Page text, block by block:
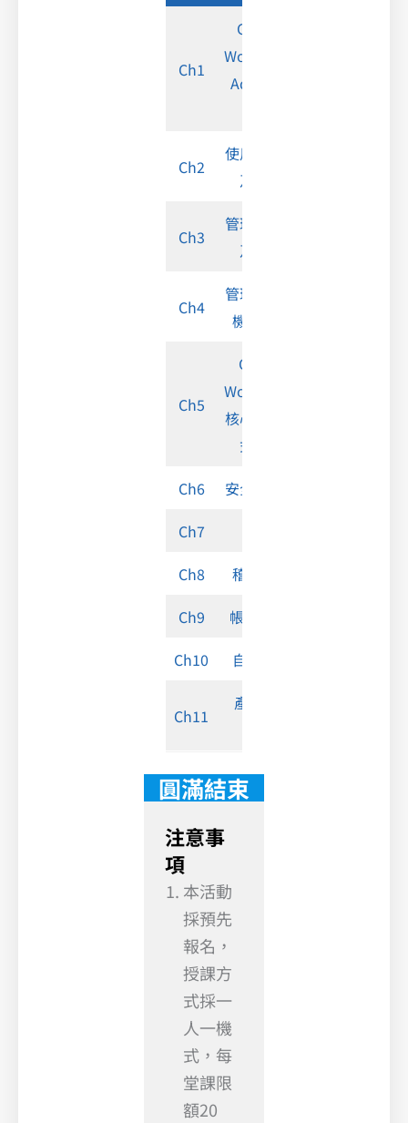
Ch1
Google
Workspace
Admin 簡
Ch2
使用者帳號
及群組
Ch3
管理員帳號
及角色
Ch4
管理網域及
機構單位
Ch5
Google
Workspace
核心應用程
式設定
Ch6
安全性設定
Ch7
Ch8
稽核報告
Ch9
帳單/帳戶
Ch10
自訂規則
Ch11
產品最新
圓滿結束
注意事
項
本活動
採預先
報名，
授課方
式採一
人一機
式，每
堂課限
額20